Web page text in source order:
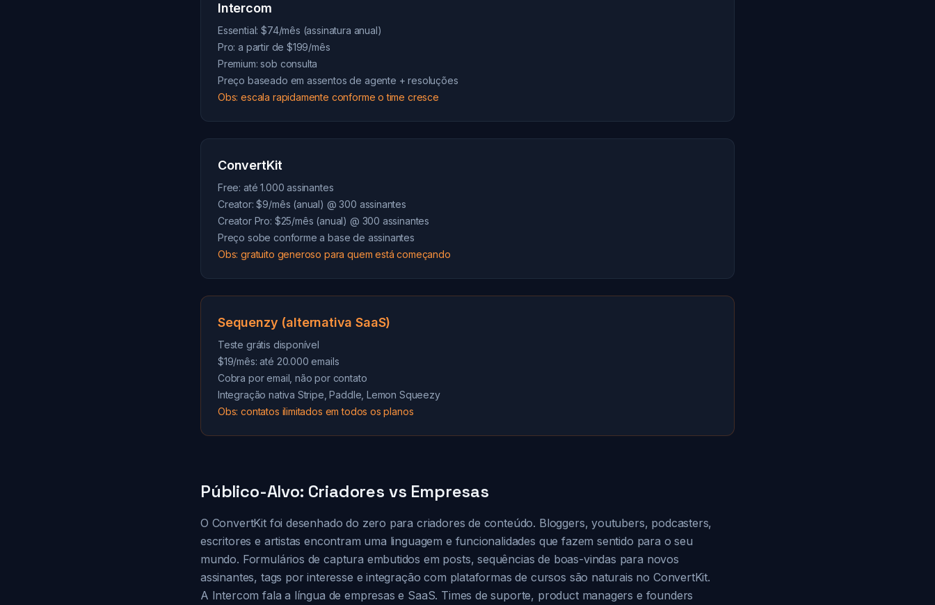
Intercom
Essential: $74/mês (assinatura anual)
Pro: a partir de $199/mês
Premium: sob consulta
Preço baseado em assentos de agente + resoluções
Obs: escala rapidamente conforme o time cresce
ConvertKit
Free: até 1.000 assinantes
Creator: $9/mês (anual) @ 300 assinantes
Creator Pro: $25/mês (anual) @ 300 assinantes
Preço sobe conforme a base de assinantes
Obs: gratuito generoso para quem está começando
Sequenzy (alternativa SaaS)
Teste grátis disponível
$19/mês: até 20.000 emails
Cobra por email, não por contato
Integração nativa Stripe, Paddle, Lemon Squeezy
Obs: contatos ilimitados em todos os planos
Público-Alvo: Criadores vs Empresas
O ConvertKit foi desenhado do zero para criadores de conteúdo. Bloggers, youtubers, podcasters,
escritores e artistas encontram uma linguagem e funcionalidades que fazem sentido para o seu
mundo. Formulários de captura embutidos em posts, sequências de boas-vindas para novos
assinantes, tags por interesse e integração com plataformas de cursos são naturais no ConvertKit.
A Intercom fala a língua de empresas e SaaS. Times de suporte, product managers e founders